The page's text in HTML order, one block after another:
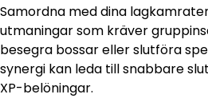
Samordna med dina
utmaningar som kräver
besegra bossar eller slutföra
synergi kan leda till snabbare
XP-belöningar.